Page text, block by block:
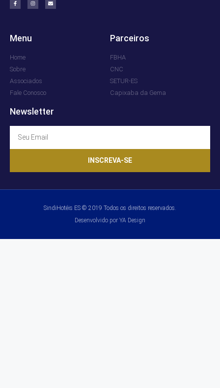
Menu
Home
Sobre
Associados
Fale Conosco
Parceiros
FBHA
CNC
SETUR-ES
Capixaba da Gema
Newsletter
INSCREVA-SE
SindiHotéis ES © 2019 Todos os direitos reservados.
Desenvolvido por YA Design